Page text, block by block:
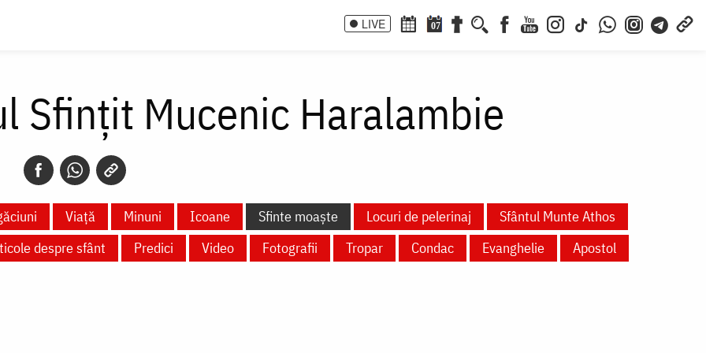
LIVE 07
Sfințit Mucenic Haralambie
Viață Minuni Icoane Sfinte moaște Locuri de pelerinaj
Sfântul Munte Athos
despre sfânt Predici Video Fotografii Tropar Condac Evanghelie Apostol